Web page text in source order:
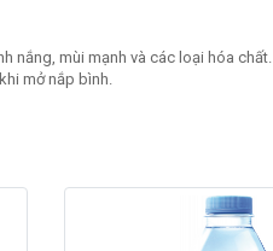
nắng, mùi mạnh và các loại hóa chất.
mở nắp bình.